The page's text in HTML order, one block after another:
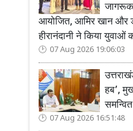
आयोजित, आमिर खान और
हीरानंदानी ने किया युवाओं
07 Aug 2026 19:06:03
हब’,
07 Aug 2026 16:51:48